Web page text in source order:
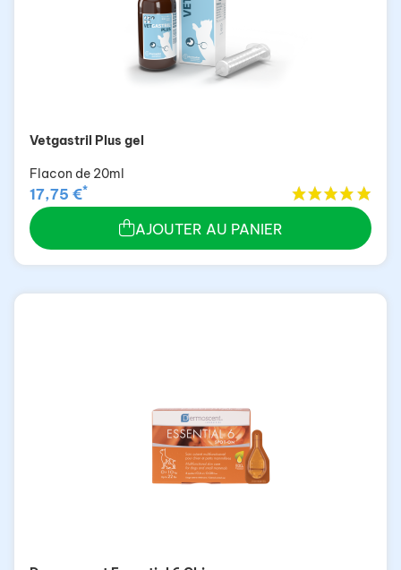
Vetgastril Plus gel
Flacon de 20ml
17,75 €*
AJOUTER AU PANIER